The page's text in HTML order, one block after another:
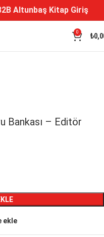
Altunbaş Kitap Giriş
0 ₺
Bankası – Editör
ekle